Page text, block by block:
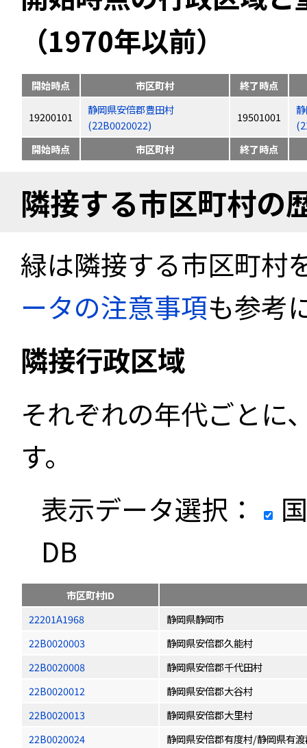
（1970年以前）
開始時点 市区町村 終了時点
19200101
静岡県安倍郡豊田村
(22B0020022)
19501001
開始時点
市区町村 終了時点
隣接する市区町村の
緑は隣接する市区町村
ータの注意事項も参考
隣接行政区域
それぞれの年代ごとに
す。
表示データ選択：
DB
市区町村ID
22201A1968
静岡県静岡市
22B0020003
静岡県安倍郡久能村
22B0020008
静岡県安倍郡千代田村
22B0020012
静岡県安倍郡大谷村
22B0020013
静岡県安倍郡大里村
22B0020024
静岡県安倍郡有度村/静岡県有